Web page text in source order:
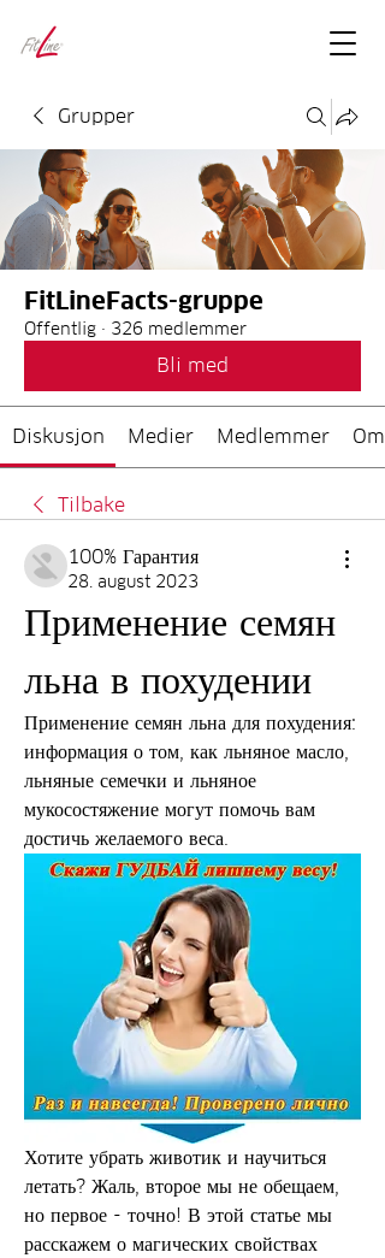
Grupper
FitLineFacts-gruppe
Offentlig · 326 medlemmer
Bli med
Diskusjon Medier Medlemmer Om
Tilbake
100% Гарантия
28. august 2023
Применение семян
льна в похудении
Применение семян льна для похудения:
информация о том, как льняное масло,
льняные семечки и льняное
мукосостяжение могут помочь вам
достичь желаемого веса.
Хотите убрать животик и научиться
летать? Жаль, второе мы не обещаем,
но первое - точно! В этой статье мы
расскажем о магических свойствах